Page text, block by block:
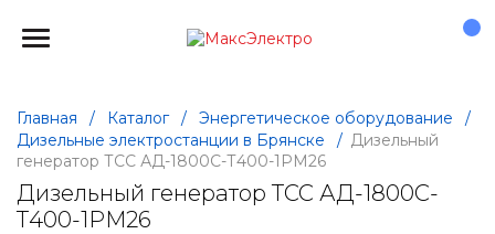
Главная / Каталог / Энергетическое оборудование
/
Дизельные электростанции в Брянске
/ Дизельный
генератор ТСС АД-1800С-Т400-1РМ26
Дизельный генератор ТСС АД-1800С-
Т400-1РМ26